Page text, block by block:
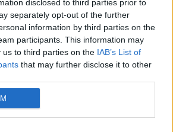
disclosed to third parties prior to
separately opt-out of the further
information by third parties on the
participants. This information may
us to third parties on the IAB’s List of
that may further disclose it to other
INTERNATIONAL
a dispărut după căderea